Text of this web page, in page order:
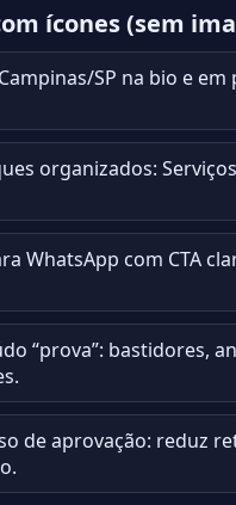
ícones (sem
SP na bio e
organizados:
WhatsApp com CTA
“prova”: bastidores,
de aprovação: reduz